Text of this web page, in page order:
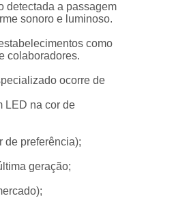
detectada a passagem
sonoro e luminoso.
como
colaboradores.
ocorre de
LED na cor de
de preferência);
geração;